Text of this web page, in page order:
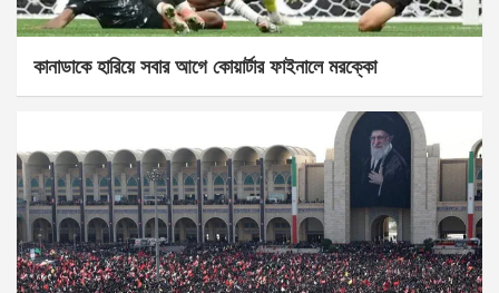
কানাডাকে হারিয়ে সবার আগে কোয়ার্টার ফাইনালে মরক্কো